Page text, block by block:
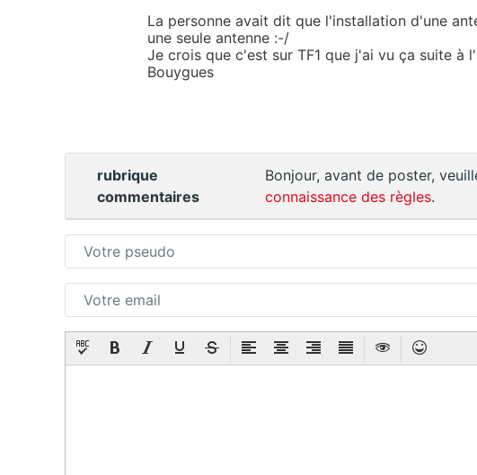
La personne avait dit que l'installation d'une
une seule antenne :-/
Je crois que c'est sur TF1 que j'ai vu ça suite à
Bouygues
rubrique
commentaires
Bonjour, avant de poster,
connaissance des règles.